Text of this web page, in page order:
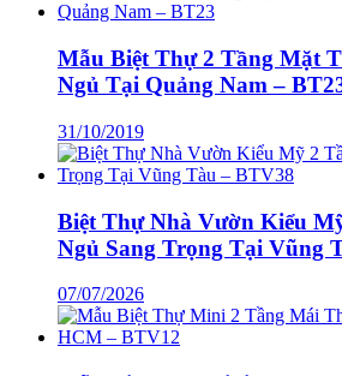
Mẫu Biệt Thự 2 Tầng Mặt
Ngủ Tại Quảng Nam –
31/10/2019
Biệt Thự Nhà Vườn Kiểu
Ngủ Sang Trọng Tại Vũng
07/07/2026